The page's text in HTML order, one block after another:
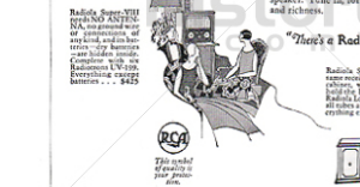
Radio Corporation of
Bertelsmann AG - General Electric -